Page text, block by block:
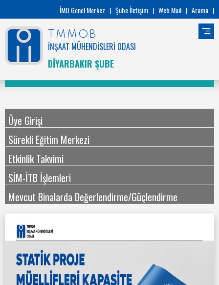
İMO Genel Merkez | Şube İletişim | Web Mail | Arama |
TMMOB
İNŞAAT MÜHENDİSLERİ ODASI
DİYARBAKIR ŞUBE
Üye Girişi
Sürekli Eğitim Merkezi
Etkinlik Takvimi
SİM-İTB İşlemleri
Mevcut Binalarda Değerlendirme/Güçlendirme